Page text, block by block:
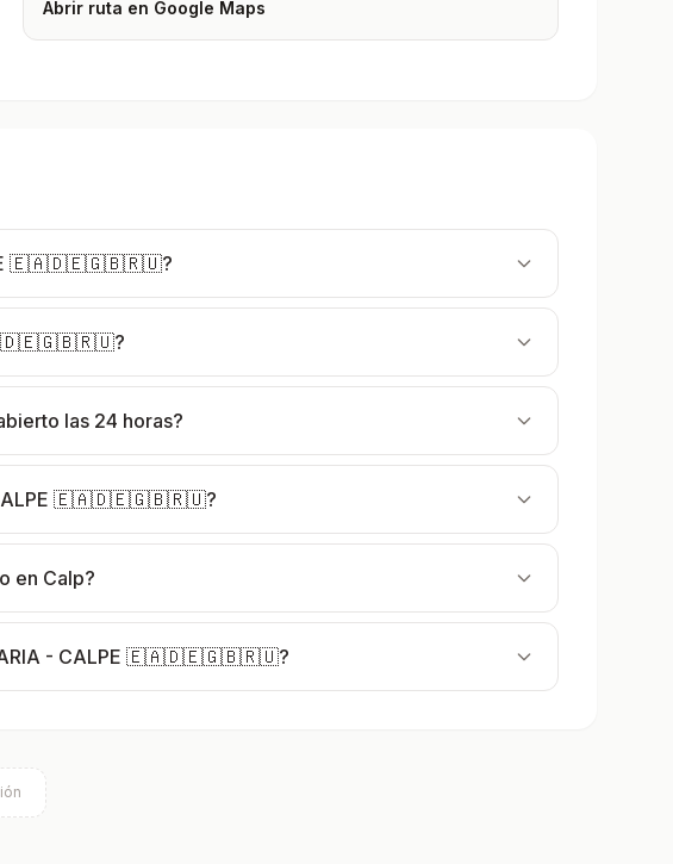
Abrir ruta en Google Maps
🇪🇦🇩🇪🇬🇧🇷🇺?
🇪🇦🇩🇪🇬🇧🇷🇺?
las 24 horas?
- CALPE 🇪🇦🇩🇪🇬🇧🇷🇺?
en Calp?
- CALPE 🇪🇦🇩🇪🇬🇧🇷🇺?